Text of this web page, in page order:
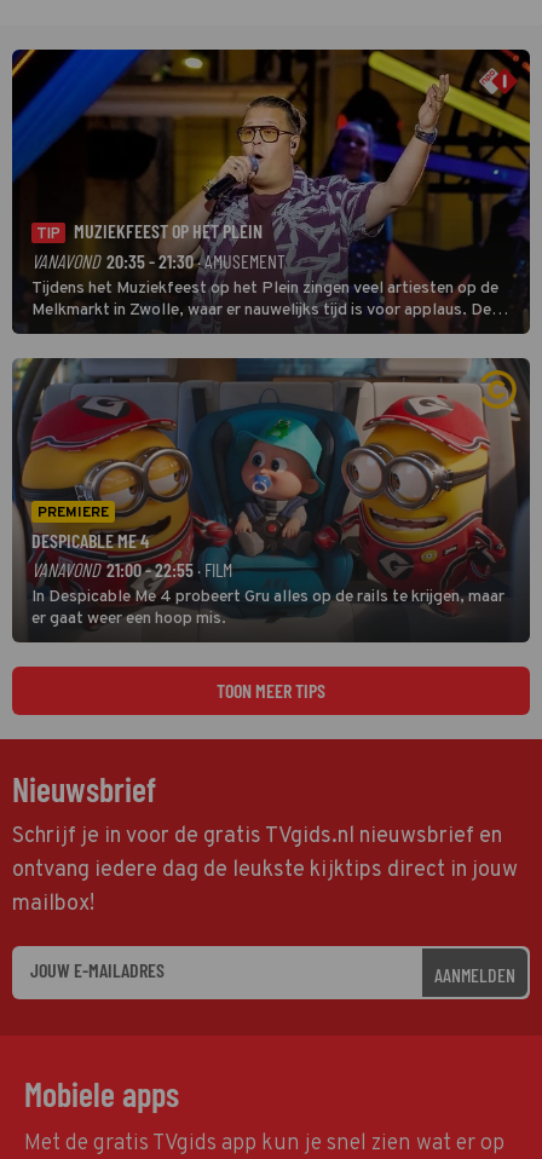
TIP
MUZIEKFEEST OP HET PLEIN
VANAVOND 20:35 - 21:30· AMUSEMENT
Tijdens het Muziekfeest op het Plein zingen veel artiesten op de
Melkmarkt in Zwolle, waar er nauwelijks tijd is voor applaus. De
grootste namen zijn André Hazes, Jannes, René Froger en
natuurlijk Rutger van Barneveld met zijn hit Zwoele Zomernachten.
PREMIERE
DESPICABLE ME 4
VANAVOND 21:00 - 22:55 · FILM
In Despicable Me 4 probeert Gru alles op de rails te krijgen, maar
er gaat weer een hoop mis.
TOON MEER TIPS
Nieuwsbrief
Schrijf je in voor de gratis TVgids.nl nieuwsbrief en
ontvang iedere dag de leukste kijktips direct in jouw
mailbox!
AANMELDEN
Mobiele apps
Met de gratis TVgids app kun je snel zien wat er op